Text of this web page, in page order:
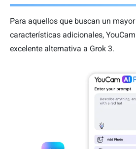
Para aquellos que buscan un
características adicionales,
excelente alternativa a Grok 3.